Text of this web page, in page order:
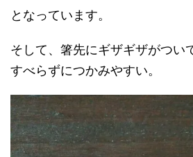
となっています。
そして、箸先にギザギザがつい
すべらずにつかみやすい。